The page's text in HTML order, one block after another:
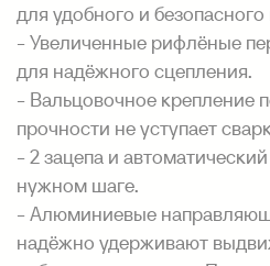
для удобного и
- Увеличенные рифлёные
для надёжного сцепления.
- Вальцовочное крепление
прочности не уступает
- 2 зацепа и
нужном шаге.
- Алюминиевые
надёжно удерживают